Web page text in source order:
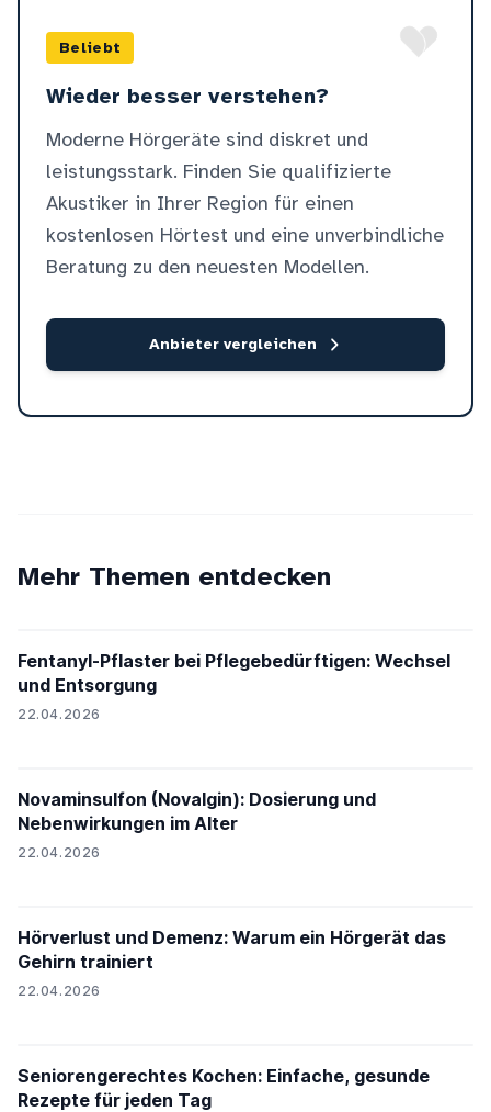
Beliebt
Wieder besser verstehen?
Moderne Hörgeräte sind diskret und
leistungsstark. Finden Sie qualifizierte
Akustiker in Ihrer Region für einen
kostenlosen Hörtest und eine unverbindliche
Beratung zu den neuesten Modellen.
Anbieter vergleichen
Mehr Themen entdecken
Fentanyl-Pflaster bei Pflegebedürftigen: Wechsel
und Entsorgung
22.04.2026
Novaminsulfon (Novalgin): Dosierung und
Nebenwirkungen im Alter
22.04.2026
Hörverlust und Demenz: Warum ein Hörgerät das
Gehirn trainiert
22.04.2026
Seniorengerechtes Kochen: Einfache, gesunde
Rezepte für jeden Tag